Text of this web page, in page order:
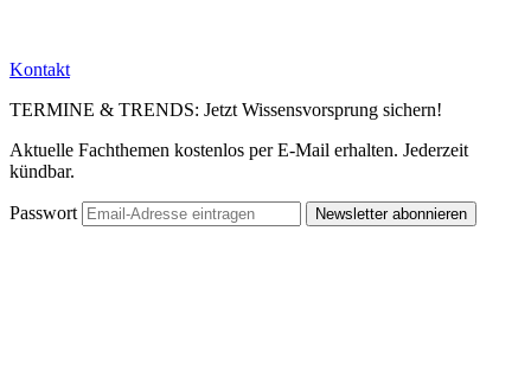
Kontakt
TERMINE & TRENDS: Jetzt Wissensvorsprung sichern!
Aktuelle Fachthemen kostenlos per E-Mail erhalten. Jederzeit
kündbar.
Passwort Newsletter abonnieren